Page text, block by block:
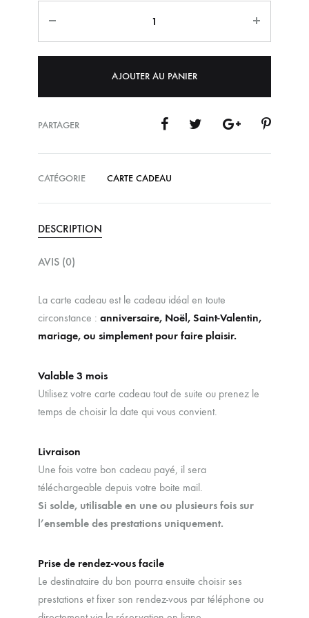
AJOUTER AU PANIER
PARTAGER
CATÉGORIE CARTE CADEAU
DESCRIPTION
AVIS (0)
La carte cadeau est le cadeau idéal en toute
circonstance : anniversaire, Noël, Saint-Valentin,
mariage, ou simplement pour faire plaisir.
Valable 3 mois
Utilisez votre carte cadeau tout de suite ou prenez le
temps de choisir la date qui vous convient.
Livraison
Une fois votre bon cadeau payé, il sera
téléchargeable depuis votre boite mail.
Si solde, utilisable en une ou plusieurs fois sur
l’ensemble des prestations uniquement.
Prise de rendez-vous facile
Le destinataire du bon pourra ensuite choisir ses
prestations et fixer son rendez-vous par téléphone ou